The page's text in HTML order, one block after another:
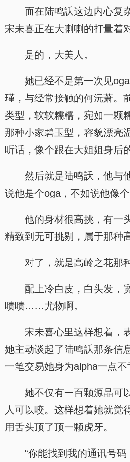
而在陆鸣訞这边内心复
宋未喜正在大喇喇的打量着
是的，大美人。
她已经不是第一次见
瑾，与经常接触的何沅萧。
类型，软软糯糯，宛如一颗
那种小家碧玉型，容貌漂亮
听话，像个跟在大姐姐身后
然后就是陆鸣訞，他与
说他是个oga，不如说他像个
他的身材很高挑，有一
精致到无可挑剔，属于那种
对了，就是高岭之花那
配上冷白皮，白头发，
啧啧……尤物啊。
宋未喜心里这样想着，
她主动谈起了陆鸣訞那条信
一笔交易她身为alpha一点不
她不仅有一百颗源晶可
人可以咬。这样想着她就觉
用舌头顶了顶一颗虎牙。
“你能找到我的通讯号